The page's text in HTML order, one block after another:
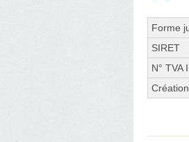
Forme
SIRET
N° TVA
Création